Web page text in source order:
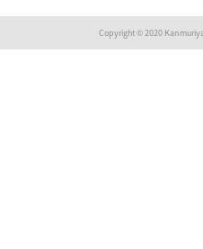
Copyright © 2020